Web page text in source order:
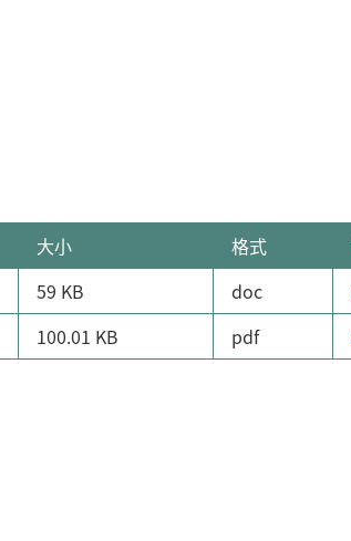
大小 格式
59 KB
doc
100.01 KB pdf